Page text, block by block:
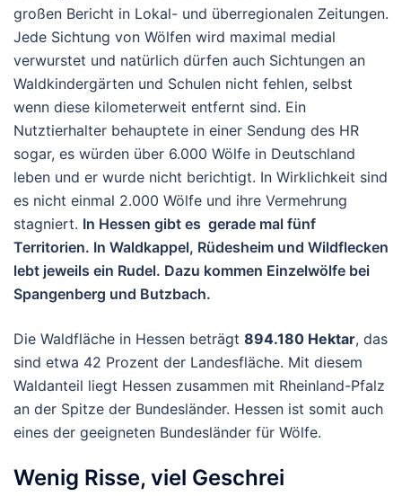
großen Bericht in Lokal- und überregionalen Zeitungen.
Jede Sichtung von Wölfen wird maximal medial
verwurstet und natürlich dürfen auch Sichtungen an
Waldkindergärten und Schulen nicht fehlen, selbst
wenn diese kilometerweit entfernt sind. Ein
Nutztierhalter behauptete in einer Sendung des HR
sogar, es würden über 6.000 Wölfe in Deutschland
leben und er wurde nicht berichtigt. In Wirklichkeit sind
es nicht einmal 2.000 Wölfe und ihre Vermehrung
stagniert. In Hessen gibt es gerade mal fünf
Territorien. In Waldkappel, Rüdesheim und Wildflecken
lebt jeweils ein Rudel. Dazu kommen Einzelwölfe bei
Spangenberg und Butzbach.
Die Waldfläche in Hessen beträgt 894.180 Hektar, das
sind etwa 42 Prozent der Landesfläche. Mit diesem
Waldanteil liegt Hessen zusammen mit Rheinland-Pfalz
an der Spitze der Bundesländer. Hessen ist somit auch
eines der geeigneten Bundesländer für Wölfe.
Wenig Risse, viel Geschrei